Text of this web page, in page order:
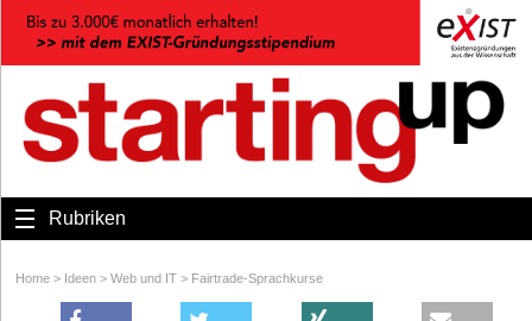
Rubriken
Home > Ideen > Web und IT > Fairtrade-Sprachkurse